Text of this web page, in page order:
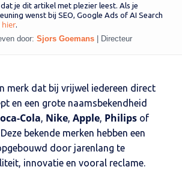
je dit artikel met plezier leest. Als je
wenst bij SEO, Google Ads of AI Search
hier
door: Sjors Goemans | Directeur
merk dat bij vrijwel iedereen direct
en een grote naamsbekendheid
Cola, Nike, Apple, Philips of
Deze bekende merken hebben een
door jarenlang te
innovatie en vooral reclame.